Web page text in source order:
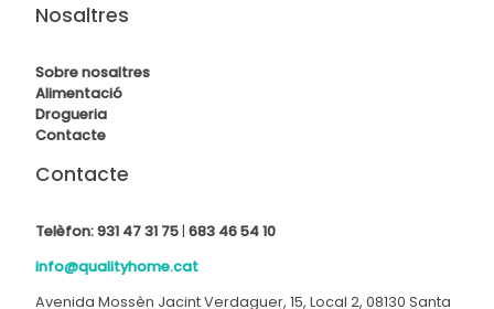
Nosaltres
Sobre nosaltres
Alimentació
Drogueria
Contacte
Contacte
Telèfon:931 47 31 75 | 683 46 54 10
info@qualityhome.cat
Avenida Mossèn Jacint Verdaguer, 15, Local 2, 08130 Santa